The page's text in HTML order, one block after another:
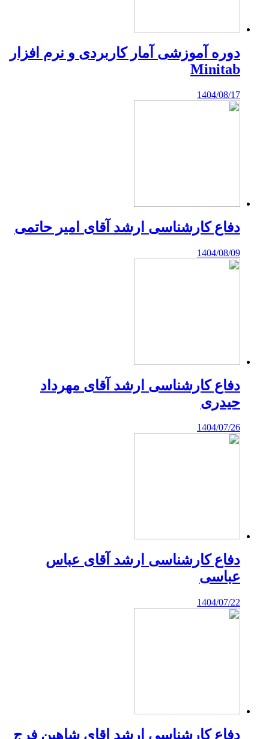
دوره آموزشی آمار کاربردی و نرم افزار
Minitab
1404/08/17
دفاع کارشناسی ارشد آقای امیر حاتمی
1404/08/09
دفاع کارشناسی ارشد آقای مهرداد
حیدری
1404/07/26
دفاع کارشناسی ارشد آقای عباس
عباسی
1404/07/22
دفاع کارشناسی ارشد اقای شاهین فرج